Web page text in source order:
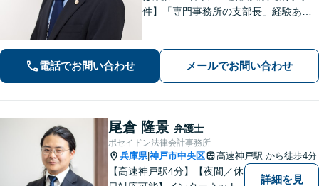
件】「専門事務所の支部長」経験あ
額した事例、示談金が5倍以上に増額し
た事例など多数【神戸駅3分】
電話でお問い合わせ メールでお問い合わせ
尾倉 隆景 弁護士
ポセイドン法律会計事務所
兵庫県|神戸市中央区 高速神戸駅 から徒歩4分
【高速神戸駅4分】【夜間／休
詳細を見